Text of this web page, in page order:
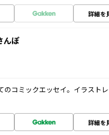
詳細を
んぽ
コミックエッセイ。イラスト
詳細を